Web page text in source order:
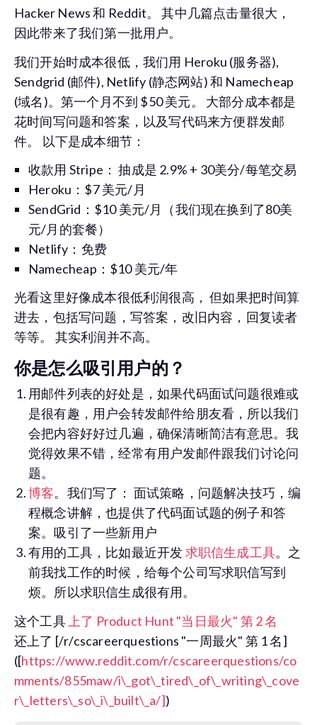
Hacker News 和 Reddit。 其中几篇点击量很大，
因此带来了我们第一批用户。
我们开始时成本很低，我们用 Heroku (服务器),
Sendgrid (邮件), Netlify (静态网站) 和 Namecheap
(域名)。第一个月不到 $50 美元。 大部分成本都是
花时间写问题和答案，以及写代码来方便群发邮
件。 以下是成本细节：
收款用 Stripe： 抽成是 2.9% + 30美分/每笔交易
Heroku：$7 美元/月
SendGrid：$10 美元/月（我们现在换到了80美
元/月的套餐）
Netlify：免费
Namecheap：$10 美元/年
光看这里好像成本很低利润很高， 但如果把时间算
进去，包括写问题，写答案，改旧内容，回复读者
等等。 其实利润并不高。
你是怎么吸引用户的？
用邮件列表的好处是，如果代码面试问题很难或
是很有趣，用户会转发邮件给朋友看，所以我们
会把内容好好过几遍，确保清晰简洁有意思。我
觉得效果不错，经常有用户发邮件跟我们讨论问
题。
博客。我们写了： 面试策略，问题解决技巧，编
程概念讲解，也提供了代码面试题的例子和答
案。吸引了一些新用户
有用的工具，比如最近开发求职信生成工具。之
前我找工作的时候，给每个公司写求职信写到
烦。所以求职信生成很有用。
这个工具 上了 Product Hunt "当日最火" 第 2 名
还上了 [/r/cscareerquestions "一周最火" 第 1 名]
([https://www.reddit.com/r/cscareerquestions/co
mments/855maw/i\_got\_tired\_of\_writing\_cove
r\_letters\_so\_i\_built\_a/])